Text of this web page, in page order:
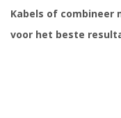
Kabels of combineer
voor het beste